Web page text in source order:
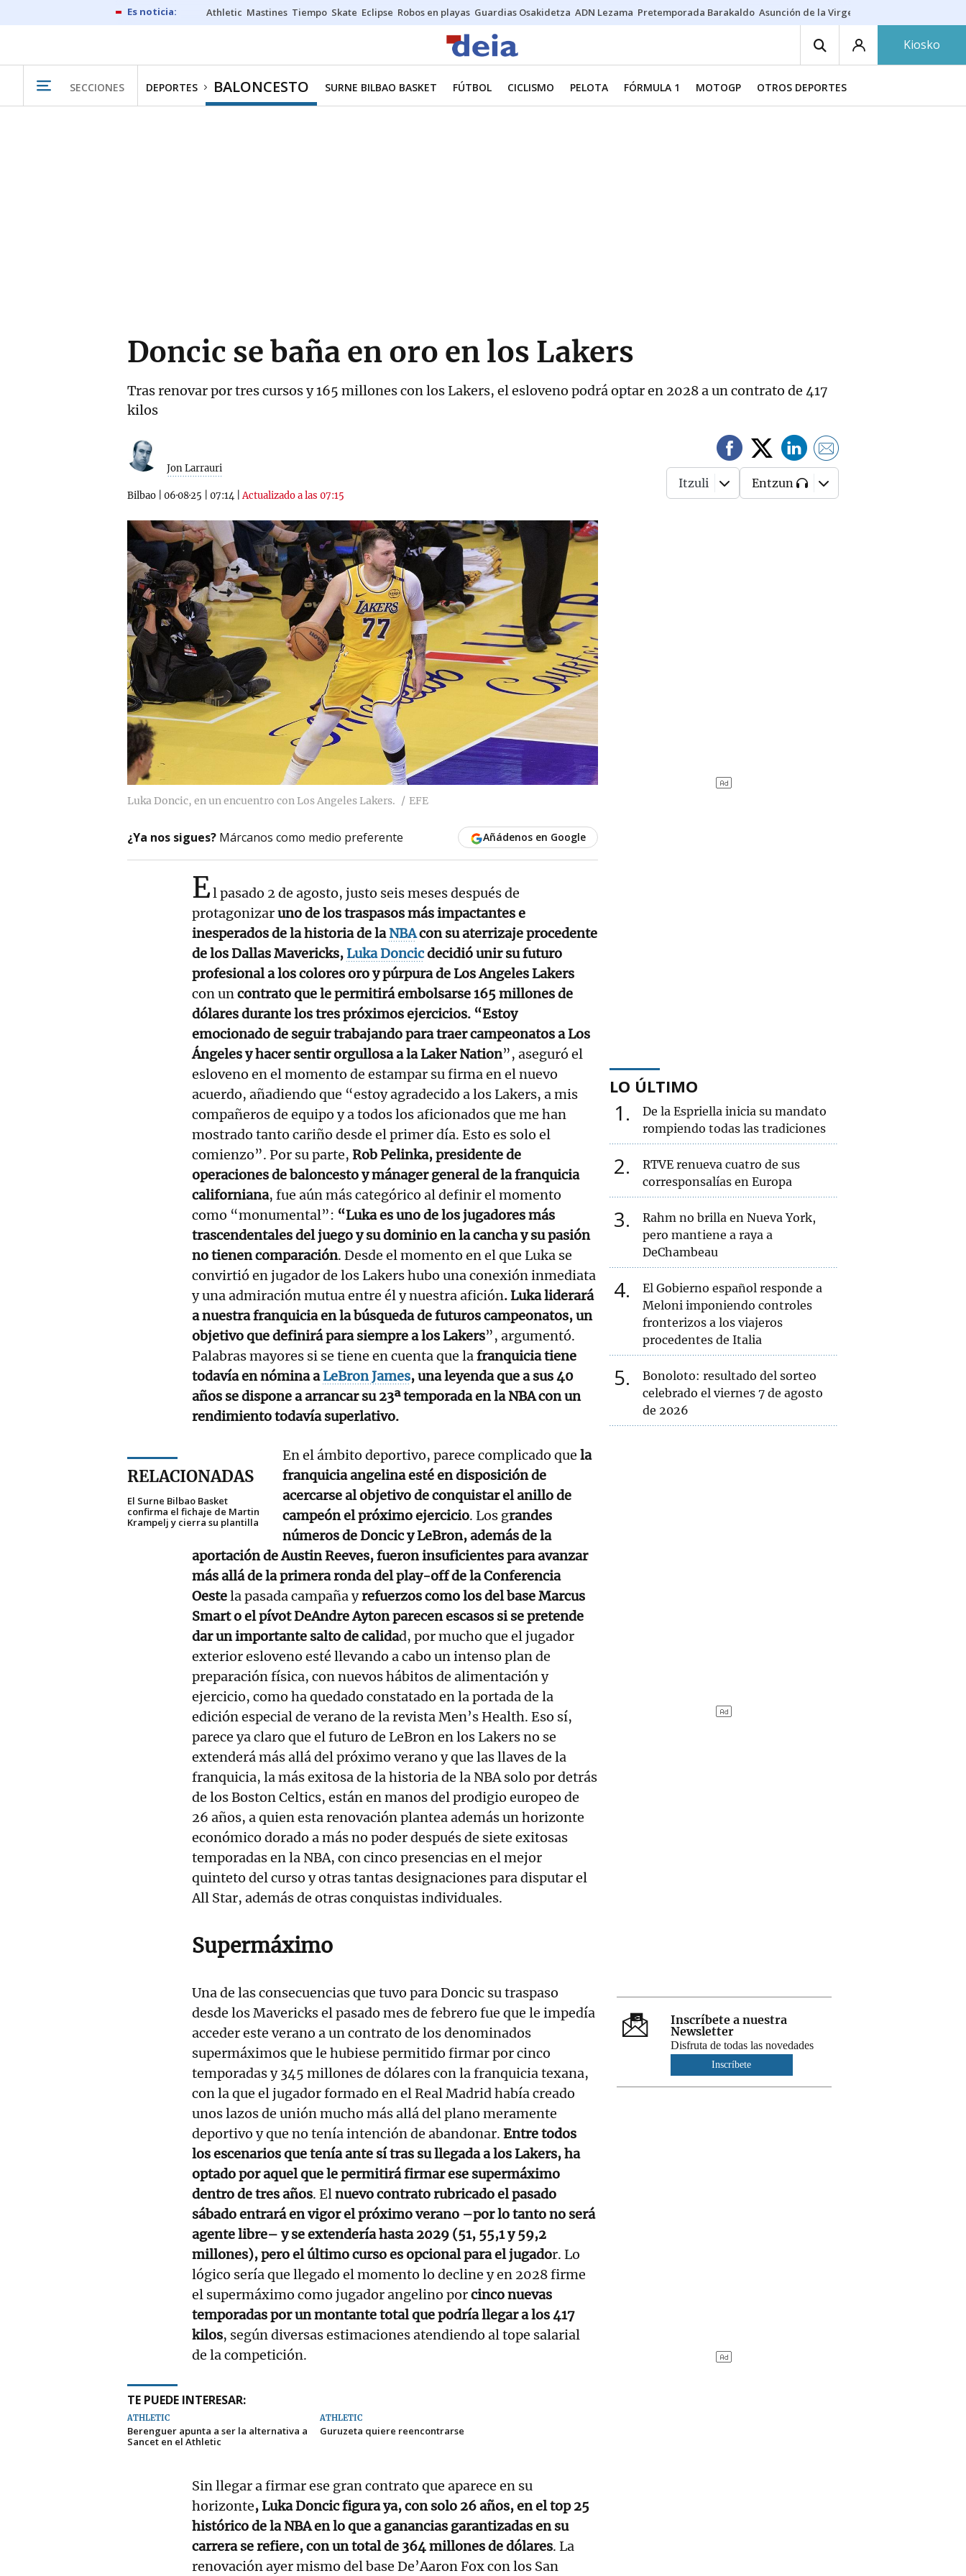
Athletic Mastines Tiempo Skate Eclipse Robos en playas Guardias Osakidetza ADN Lezama Pretemporada Barakaldo Asunción de la Virgen
Kiosko
SECCIONES DEPORTES BALONCESTO SURNE BILBAO BASKET FÚTBOL CICLISMO PELOTA FÓRMULA 1 MOTOGP OTROS DEPORTES
Doncic se baña en oro en los Lakers
Tras renovar por tres cursos y 165 millones con los Lakers, el esloveno podrá optar en 2028 a un contrato de 417
kilos
Jon Larrauri
Bilbao 06·08·25 07:14 |Actualizado a las 07:15
Itzuli Entzun
Luka Doncic, en un encuentro con Los Angeles Lakers. EFE
¿Ya nos sigues? Márcanos como medio preferente Añádenos en Google
El pasado 2 de agosto, justo seis meses después de
protagonizaruno de los traspasos más impactantes e
inesperados de la historia de laNBAcon su aterrizaje procedente
de los Dallas Mavericks,Luka Doncicdecidió unir su futuro
profesional a los colores oro y púrpura de Los Angeles Lakers
con uncontrato que le permitirá embolsarse 165 millones de
dólares durante los tres próximos ejercicios. “Estoy
emocionado de seguir trabajando para traer campeonatos a Los
Ángeles y hacer sentir orgullosa a la Laker Nation”, aseguró el
esloveno en el momento de estampar su firma en el nuevo
acuerdo, añadiendo que “estoy agradecido a los Lakers, a mis
compañeros de equipo y a todos los aficionados que me han
mostrado tanto cariño desde el primer día. Esto es solo el
comienzo”. Por su parte, Rob Pelinka, presidente de
operaciones de baloncesto y mánager general de la franquicia
californiana, fue aún más categórico al definir el momento
como “monumental”: “Luka es uno de los jugadores más
trascendentales del juego y su dominio en la cancha y su pasión
no tienen comparación. Desde el momento en el que Luka se
convirtió en jugador de los Lakers hubo una conexión inmediata
y una admiración mutua entre él y nuestra afición. Luka liderará
a nuestra franquicia en la búsqueda de futuros campeonatos, un
objetivo que definirá para siempre a los Lakers”, argumentó.
Palabras mayores si se tiene en cuenta que lafranquicia tiene
todavía en nómina aLeBron James, una leyenda que a sus 40
años se dispone a arrancar su 23ª temporada en la NBA con un
rendimiento todavía superlativo.
RELACIONADAS
El Surne Bilbao Basket
confirma el fichaje de Martin
Krampelj y cierra su plantilla
En el ámbito deportivo, parece complicado que la
franquicia angelina esté en disposición de
acercarse al objetivo de conquistar el anillo de
campeón el próximo ejercicio. Los grandes
números de Doncic y LeBron, además de la
aportación de Austin Reeves, fueron insuficientes para avanzar
más allá de la primera ronda del play-off de la Conferencia
Oestela pasada campaña yrefuerzos como los del base Marcus
Smart o el pívot DeAndre Ayton parecen escasos si se pretende
dar un importante salto de calidad, por mucho que el jugador
exterior esloveno esté llevando a cabo un intenso plan de
preparación física, con nuevos hábitos de alimentación y
ejercicio, como ha quedado constatado en la portada de la
edición especial de verano de la revista Men’s Health. Eso sí,
parece ya claro que el futuro de LeBron en los Lakers no se
extenderá más allá del próximo verano y que las llaves de la
franquicia, la más exitosa de la historia de la NBA solo por detrás
de los Boston Celtics, están en manos del prodigio europeo de
26 años, a quien esta renovación plantea además un horizonte
económico dorado a más no poder después de siete exitosas
temporadas en la NBA, con cinco presencias en el mejor
quinteto del curso y otras tantas designaciones para disputar el
All Star, además de otras conquistas individuales.
Supermáximo
Una de las consecuencias que tuvo para Doncic su traspaso
desde los Mavericks el pasado mes de febrero fue que le impedía
acceder este verano a un contrato de los denominados
supermáximos que le hubiese permitido firmar por cinco
temporadas y 345 millones de dólares con la franquicia texana,
con la que el jugador formado en el Real Madrid había creado
unos lazos de unión mucho más allá del plano meramente
deportivo y que no tenía intención de abandonar. Entre todos
los escenarios que tenía ante sí tras su llegada a los Lakers, ha
optado por aquel que le permitirá firmar ese supermáximo
dentro de tres años. Elnuevo contrato rubricado el pasado
sábado entrará en vigor el próximo verano –por lo tanto no será
agente libre– y se extendería hasta 2029 (51, 55,1 y 59,2
millones), pero el último curso es opcional para el jugador. Lo
lógico sería que llegado el momento lo decline y en 2028 firme
el supermáximo como jugador angelino porcinco nuevas
temporadas por un montante total que podría llegar a los 417
kilos, según diversas estimaciones atendiendo al tope salarial
de la competición.
TE PUEDE INTERESAR:
ATHLETIC
Berenguer apunta a ser la alternativa a
Sancet en el Athletic
ATHLETIC
Guruzeta quiere reencontrarse
Sin llegar a firmar ese gran contrato que aparece en su
horizonte, Luka Doncic figura ya, con solo 26 años, en el top 25
histórico de la NBA en lo que a ganancias garantizadas en su
carrera se refiere, con un total de 364 millones de dólares. La
renovación ayer mismo del base De’Aaron Fox con los San
LO ÚLTIMO
1
De la Espriella inicia su mandato
rompiendo todas las tradiciones
2
RTVE renueva cuatro de sus
corresponsalías en Europa
3
Rahm no brilla en Nueva York,
pero mantiene a raya a
DeChambeau
4
El Gobierno español responde a
Meloni imponiendo controles
fronterizos a los viajeros
procedentes de Italia
5
Bonoloto: resultado del sorteo
celebrado el viernes 7 de agosto
de 2026
Inscríbete a nuestra
Newsletter
Disfruta de todas las novedades
Inscríbete